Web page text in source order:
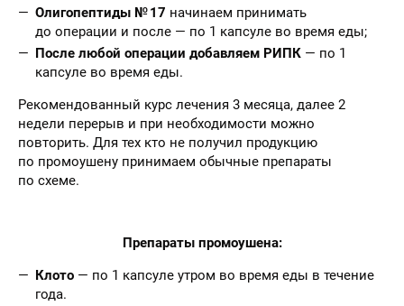
Олигопептиды № 17 начинаем принимать
до операции и после — по 1 капсуле во время еды;
После любой операции добавляем РИПК— по 1
капсуле во время еды.
Рекомендованный курс лечения 3 месяца, далее 2
недели перерыв и при необходимости можно
повторить. Для тех кто не получил продукцию
по промоушену принимаем обычные препараты
по схеме.
Препараты промоушена:
Клото— по 1 капсуле утром во время еды в течение
года.